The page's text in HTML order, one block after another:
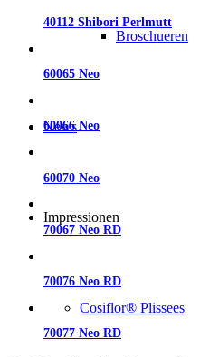
Broschueren
News
Impressionen
Cosiflor® Plissees
40112 Shibori Perlmutt
60065 Neo
60066 Neo
60070 Neo
70067 Neo RD
70076 Neo RD
70077 Neo RD